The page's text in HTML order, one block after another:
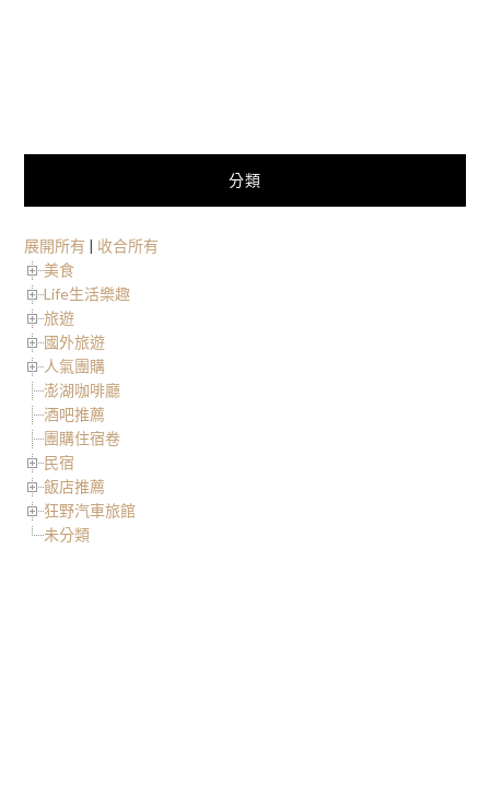
分類
展開所有 | 收合所有
美食
Life生活樂趣
旅遊
國外旅遊
人氣團購
澎湖咖啡廳
酒吧推薦
團購住宿卷
民宿
飯店推薦
狂野汽車旅館
未分類